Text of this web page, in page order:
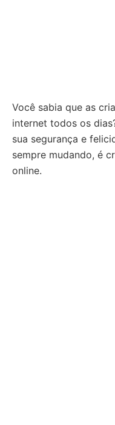
Você sabia que as
internet todos os
sua segurança e
sempre mudando, é
online.